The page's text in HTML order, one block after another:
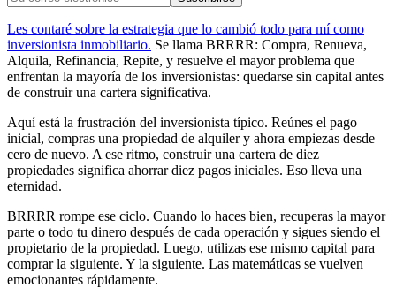
Les contaré sobre la estrategia que lo cambió todo para mí como
inversionista inmobiliario. Se llama BRRRR: Compra, Renueva,
Alquila, Refinancia, Repite, y resuelve el mayor problema que
enfrentan la mayoría de los inversionistas: quedarse sin capital antes
de construir una cartera significativa.
Aquí está la frustración del inversionista típico. Reúnes el pago
inicial, compras una propiedad de alquiler y ahora empiezas desde
cero de nuevo. A ese ritmo, construir una cartera de diez
propiedades significa ahorrar diez pagos iniciales. Eso lleva una
eternidad.
BRRRR rompe ese ciclo. Cuando lo haces bien, recuperas la mayor
parte o todo tu dinero después de cada operación y sigues siendo el
propietario de la propiedad. Luego, utilizas ese mismo capital para
comprar la siguiente. Y la siguiente. Las matemáticas se vuelven
emocionantes rápidamente.